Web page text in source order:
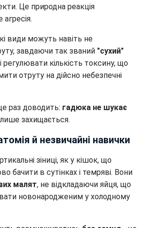
Це природна реакція
види можуть навіть не
завдаючи так званий "сухий"
регулювати кількість токсину, що
отруту на дійсно небезпечні
раз доводить: гадюка не шукає
захищається.
й незвичайні навички
зіниці, як у кішок, що
бачити в сутінках і темряві. Вони
малят, не відкладаючи яйця, що
новонародженим у холодному